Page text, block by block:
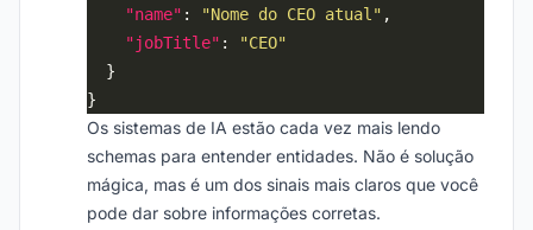
"name" : "Nome do CEO atual"
"jobTitle" :
"CEO"
Os sistemas de IA estão cada vez mais lendo
schemas para entender entidades. Não é solução
mágica, mas é um dos sinais mais claros que você
pode dar sobre informações corretas.